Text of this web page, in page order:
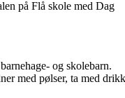
på Flå skole med Dag
og skolebarn.
med pølser, ta med